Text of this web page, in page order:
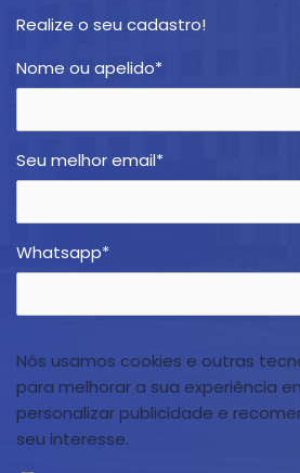
Realize o seu cadastro!
Nome ou apelido*
Seu melhor email*
Whatsapp*
Nós usamos cookies e outras
para melhorar a sua experiência
personalizar publicidade e
seu interesse.